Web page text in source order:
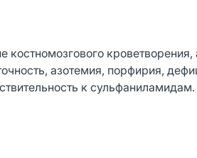
костномозгового
азотемия, порфирия,
к сульфаниламидам.